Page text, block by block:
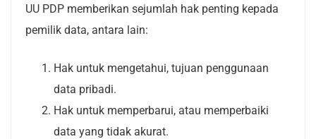
UU PDP memberikan sejumlah hak penting kepada
pemilik data, antara lain:
Hak untuk mengetahui, tujuan penggunaan
data pribadi.
Hak untuk memperbarui, atau memperbaiki
data yang tidak akurat.